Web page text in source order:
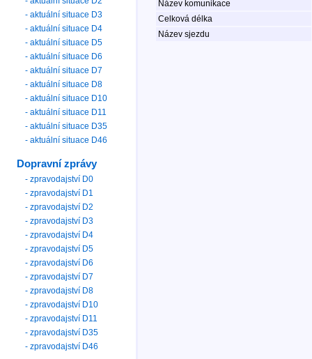
Název komunikace
Celková délka
Název sjezdu
- aktuální situace D3
- aktuální situace D4
- aktuální situace D5
- aktuální situace D6
- aktuální situace D7
- aktuální situace D8
- aktuální situace D10
- aktuální situace D11
- aktuální situace D35
- aktuální situace D46
Dopravní zprávy
- zpravodajství D0
- zpravodajství D1
- zpravodajství D2
- zpravodajství D3
- zpravodajství D4
- zpravodajství D5
- zpravodajství D6
- zpravodajství D7
- zpravodajství D8
- zpravodajství D10
- zpravodajství D11
- zpravodajství D35
- zpravodajství D46